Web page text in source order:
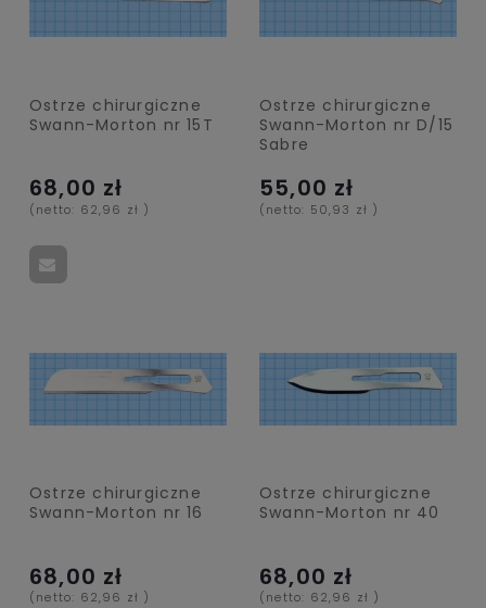
Ostrze chirurgiczne
Swann-Morton nr 15T
68,00 zł
(netto: 62,96 zł )
Ostrze chirurgiczne
Swann-Morton nr D/15
Sabre
55,00 zł
(netto: 50,93 zł )
Ostrze chirurgiczne
Swann-Morton nr 16
68,00 zł
(netto: 62,96 zł )
Ostrze chirurgiczne
Swann-Morton nr 40
68,00 zł
(netto: 62,96 zł )